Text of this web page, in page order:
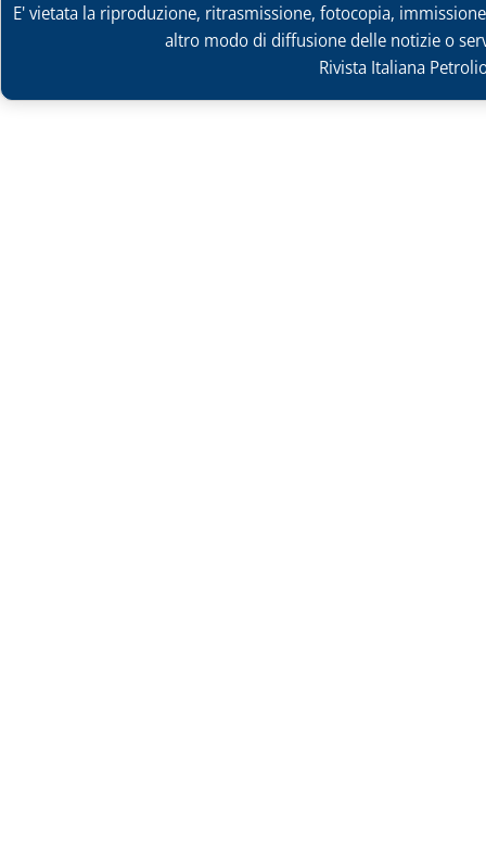
E' vietata la riproduzione, ritrasmissione, fotocopia,
altro modo di diffusione delle notizie o
Rivista Italiana